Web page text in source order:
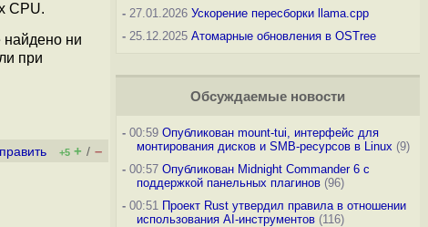
CPU.
найдено ни
при
+5 + / –
-27.01.2026 Ускорение пересборки llama.cpp
-25.12.2025 Атомарные обновления в OSTree
Обсуждаемые новости
-00:59 Опубликован mount-tui, интерфейс для
монтирования дисков и SMB-ресурсов в Linux (9)
-00:57 Опубликован Midnight Commander 6 c
поддержкой панельных плагинов(96)
-00:51 Проект Rust утвердил правила в отношении
использования AI-инструментов(116)